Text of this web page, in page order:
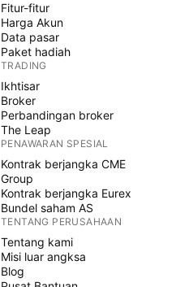
Fitur-fitur
Harga Akun
Data pasar
Paket hadiah
TRADING
Ikhtisar
Broker
Perbandingan broker
The Leap
PENAWARAN SPESIAL
Kontrak berjangka CME
Group
Kontrak berjangka Eurex
Bundel saham AS
TENTANG PERUSAHAAN
Tentang kami
Misi luar angksa
Blog